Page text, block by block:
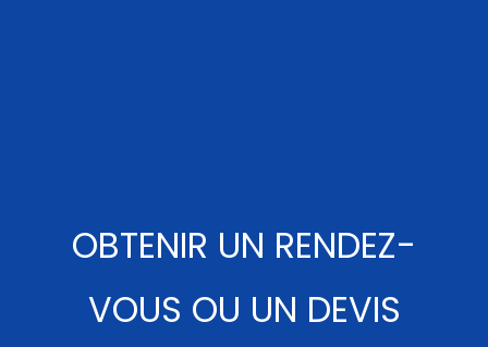
OBTENIR UN RENDEZ-
VOUS OU UN DEVIS